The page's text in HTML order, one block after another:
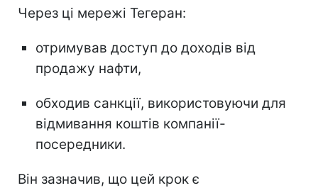
Через ці мережі Тегеран:
отримував доступ до доходів від
продажу нафти,
обходив санкції, використовуючи для
відмивання коштів компанії-
посередники.
Він зазначив, що цей крок є